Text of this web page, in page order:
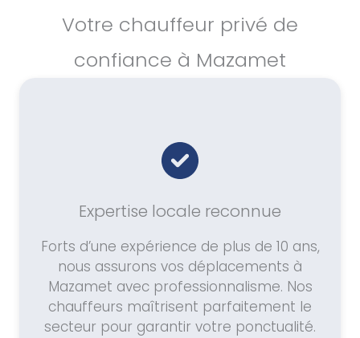
Votre chauffeur privé de
confiance à Mazamet
Expertise locale reconnue
Forts d’une expérience de plus de 10 ans,
nous assurons vos déplacements à
Mazamet avec professionnalisme. Nos
chauffeurs maîtrisent parfaitement le
secteur pour garantir votre ponctualité.